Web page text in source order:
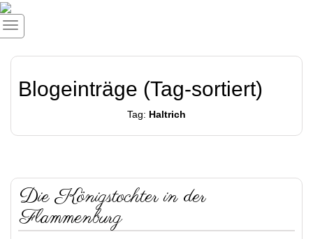
Blogeinträge (Tag-sortiert)
Tag: Haltrich
Die Königstochter in der
Flammenburg